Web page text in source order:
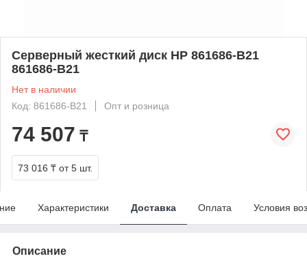
Серверный жесткий диск HP 861686-B21
861686-B21
Нет в наличии
Код: 861686-B21
Опт и розница
74 507 ₸
73 016 ₸ от 5 шт.
Характеристики Доставка Оплата Условия
Описание